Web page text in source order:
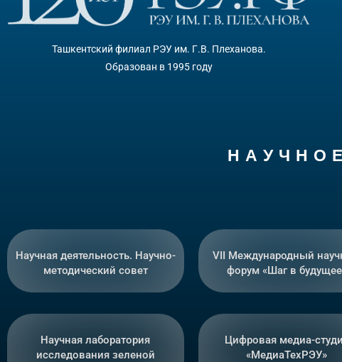
Ташкентский филиал РЭУ им. Г.В. Плеханова.
Образован в 1995 году
Н А У Ч Н О
Научная деятельность. Научно-
методический совет
VII Международный
форум «Шаг в
Научная лаборатория
исследования зеленой
Цифровая медиа-
«МедиаТехРЭУ»